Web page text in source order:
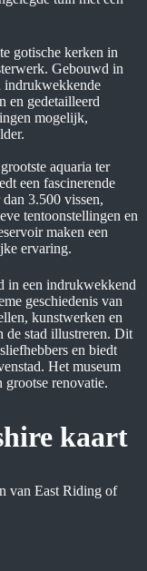
gotische kerken in
Gebouwd in
indrukwekkende
en gedetailleerd
mogelijk,
aquaria ter
een fascinerende
3.500 vissen,
tentoonstellingen en
maken een
ervaring.
in een indrukwekkend
geschiedenis van
kunstwerken en
de stad illustreren. Dit
en biedt
Het museum
grootse renovatie.
kaart
van East Riding of